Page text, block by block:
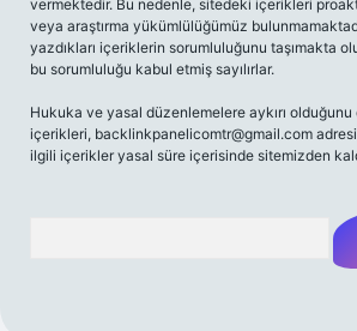
vermektedir. Bu nedenle, sitedeki içerikleri
veya araştırma yükümlülüğümüz
yazdıkları içeriklerin sorumluluğunu taşımakta
bu sorumluluğu kabul etmiş sayılırlar.
Hukuka ve yasal düzenlemelere aykırı
içerikleri, backlinkpanelicomtr@gmail.com
ilgili içerikler yasal süre içerisinde sitemizden